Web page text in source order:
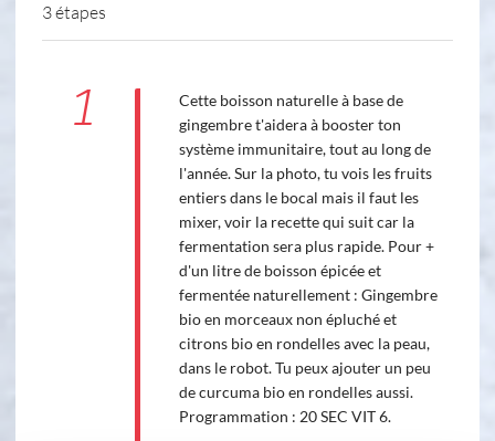
3 étapes
1
Cette boisson naturelle à base de
gingembre t'aidera à booster ton
système immunitaire, tout au long de
l'année. Sur la photo, tu vois les fruits
entiers dans le bocal mais il faut les
mixer, voir la recette qui suit car la
fermentation sera plus rapide. Pour +
d'un litre de boisson épicée et
fermentée naturellement : Gingembre
bio en morceaux non épluché et
citrons bio en rondelles avec la peau,
dans le robot. Tu peux ajouter un peu
de curcuma bio en rondelles aussi.
Programmation : 20 SEC VIT 6.